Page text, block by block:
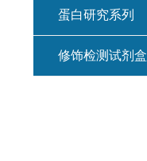
蛋白研究系列
修饰检测试剂盒